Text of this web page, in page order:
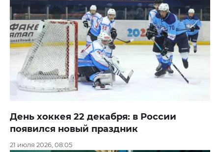
День хоккея 22 декабря: в России
появился новый праздник
21 июля 2026, 08:05